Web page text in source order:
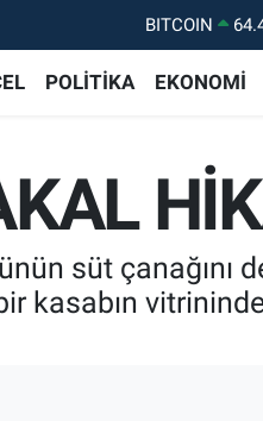
BITCOIN
GRAM ALTIN
POLİTİKA EKONOMİ
süt çanağını
kasabın